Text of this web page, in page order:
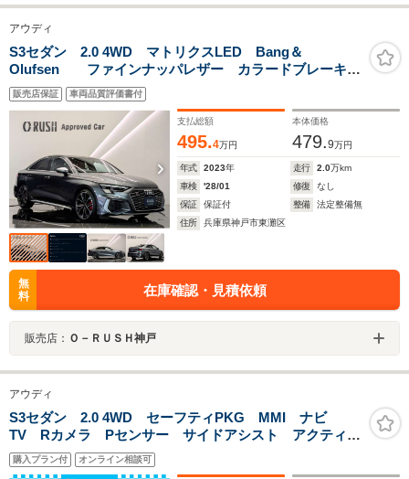
アウディ
S3セダン 2.0 4WD マトリクスLED Bang＆
Olufsen ファインナッパレザー カラードブレーキキ
ャリパーレッド 19インチアルミホイール 5ダブルスポ
ークエッジデザインアンスラサイトブラック ダイヤモ
ンドターンド
販売店保証 車両品質評価書付
支払総額
495.4万円
本体価格
479.9万円
年式 2023年 走行 2.0万km
車検
'28/01 修復
なし
保証
保証付 整備
法定整備無
住所
兵庫県神戸市東灘区
無
料
在庫確認・見積依頼
販売店： Ｏ－ＲＵＳＨ神戸
アウディ
S3セダン 2.0 4WD セーフティPKG MMI ナビ
TV Rカメラ Pセンサー サイドアシスト アクティブ
レーンアシスト プレセンスベーシック ACC マトリ
クスLED レッドキャリパー ETC 外ドラレコ
購入プラン付 オンライン相談可